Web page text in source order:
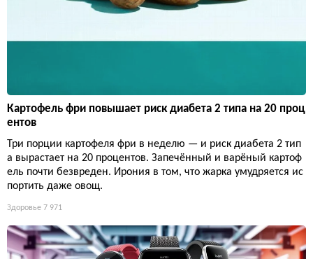
Картофель фри повышает риск диабета 2 типа на 20 проц
ентов
Три порции картофеля фри в неделю — и риск диабета 2 тип
а вырастает на 20 процентов. Запечённый и варёный картоф
ель почти безвреден. Ирония в том, что жарка умудряется ис
портить даже овощ.
Здоровье 7 971